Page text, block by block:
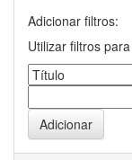
Adicionar filtros:
Utilizar filtros